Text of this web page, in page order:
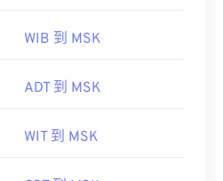
WIB 到 MSK
ADT 到 MSK
WIT 到 MSK